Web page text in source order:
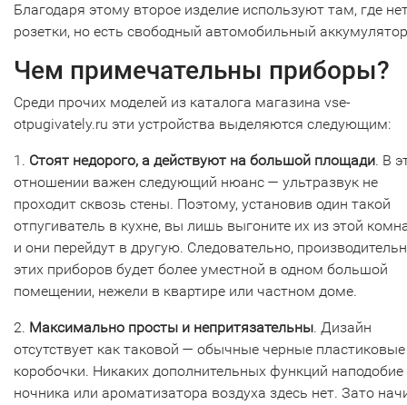
Благодаря этому второе изделие используют там, где
розетки, но есть свободный автомобильный
Чем примечательны приборы?
Среди прочих моделей из каталога магазина vse-
otpugivately.ru эти устройства выделяются следующим:
1. Стоят недорого, а действуют на большой площади. В
отношении важен следующий нюанс — ультразвук не
проходит сквозь стены. Поэтому, установив один такой
отпугиватель в кухне, вы лишь выгоните их из этой
и они перейдут в другую. Следовательно,
этих приборов будет более уместной в одном большой
помещении, нежели в квартире или частном доме.
2. Максимально просты и непритязательны. Дизайн
отсутствует как таковой — обычные черные пластиковые
коробочки. Никаких дополнительных функций наподобие
ночника или ароматизатора воздуха здесь нет. Зато